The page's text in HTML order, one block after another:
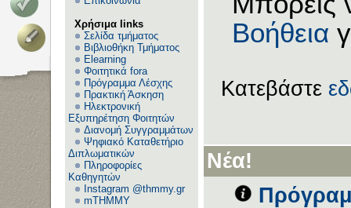
Χρήσιμα links
Σελίδα τμήματος
Βιβλιοθήκη Τμήματος
Elearning
Φοιτητικά fora
Πρόγραμμα Λέσχης
Πρακτική Άσκηση
Ηλεκτρονική
Εξυπηρέτηση Φοιτητών
Διανομή Συγγραμμάτων
Ψηφιακό Καταθετήριο
Διπλωματικών
Πληροφορίες
Καθηγητών
Instagram @thmmy.gr
mTHMMY
Βοήθεια
Κατεβάστε
Νέα!